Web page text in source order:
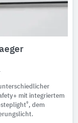
mit integriertem
steplight®, dem